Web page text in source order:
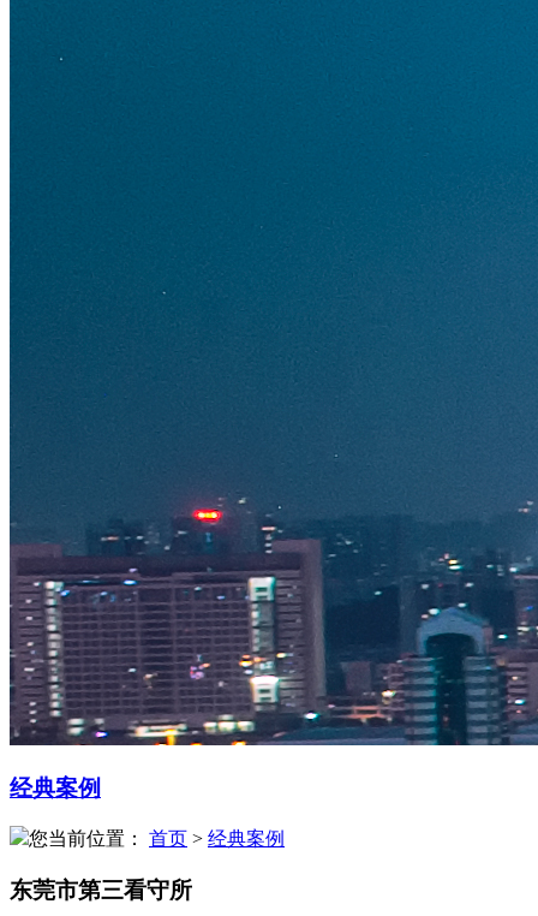
经典案例
您当前位置： 首页 > 经典案例
东莞市第三看守所